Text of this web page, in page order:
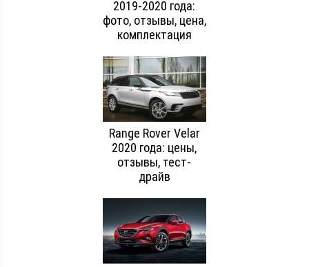
2019-2020 года:
фото, отзывы, цена,
комплектация
Range Rover Velar
2020 года: цены,
отзывы, тест-
драйв